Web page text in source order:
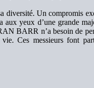
diversité. Un compromis
yeux d’une grande
BARR n’a besoin de
Ces messieurs font